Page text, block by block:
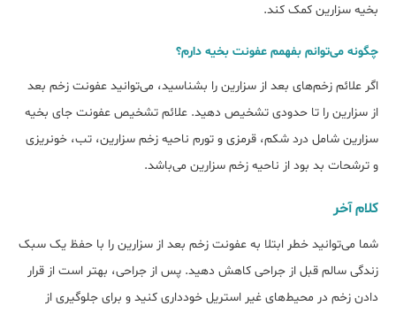
بخیه سزارین کمک کند.
چگونه می‌توانم بفهمم عفونت بخیه دارم؟
اگر علائم زخم‌های بعد از سزارین را بشناسید، می‌توانید عفونت زخم بعد
از سزارین را تا حدودی تشخیص دهید. علائم تشخیص عفونت جای بخیه
سزارین شامل درد شکم، قرمزی و تورم ناحیه زخم سزارین، تب، خونریزی
و ترشحات بد بود از ناحیه زخم سزارین می‌باشد.
کلام آخر
شما می‌توانید خطر ابتلا به عفونت زخم بعد از سزارین را با حفظ یک سبک
زندگی سالم قبل از جراحی کاهش دهید. پس از جراحی، بهتر است از قرار
دادن زخم در محیط‌های غیر استریل خودداری کنید و برای جلوگیری از